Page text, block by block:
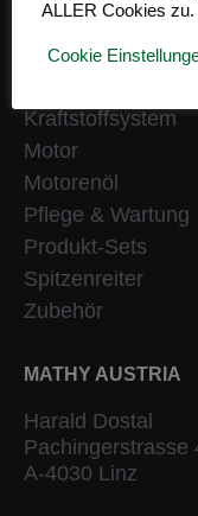
Getriebe
Heizung
Kraftstoffsystem
Motor
Motorenöl
Pflege & Wartung
Produkt-Sets
Spitzenreiter
Zubehör
MATHY AUSTRIA
Harald Dostal
Pachingerstrasse
A-4030 Linz
ALLER Cookies zu.
Cookie